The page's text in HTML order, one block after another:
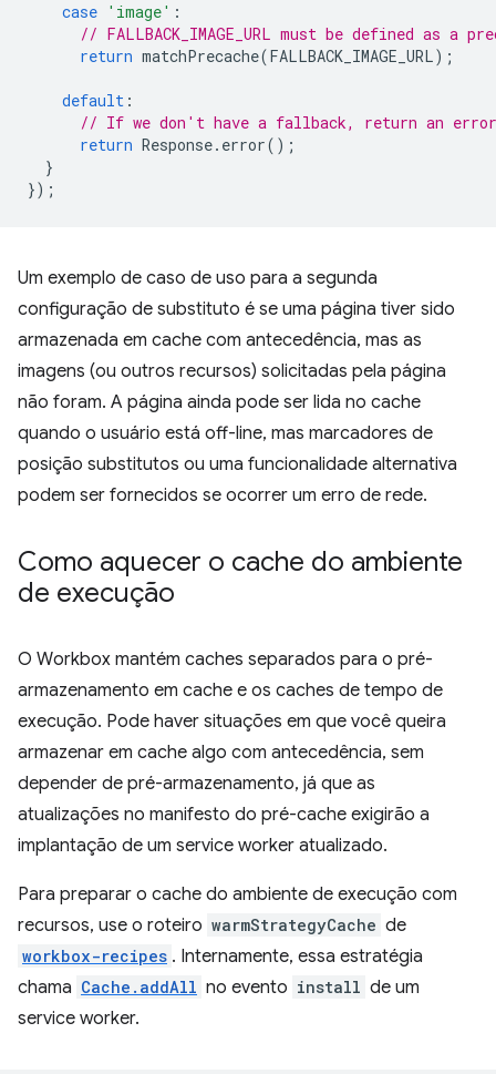
case 'image' :
// FALLBACK_IMAGE_URL must be defined as a
return matchPrecache(FALLBACK_IMAGE_URL);
default :
// If we don't have a fallback, return an error
return Response. error();
}
});
Um exemplo de caso de uso para a segunda
configuração de substituto é se uma página tiver sido
armazenada em cache com antecedência, mas as
imagens (ou outros recursos) solicitadas pela página
não foram. A página ainda pode ser lida no cache
quando o usuário está off-line, mas marcadores de
posição substitutos ou uma funcionalidade alternativa
podem ser fornecidos se ocorrer um erro de rede.
Como aquecer o cache do ambiente
de execução
O Workbox mantém caches separados para o pré-
armazenamento em cache e os caches de tempo de
execução. Pode haver situações em que você queira
armazenar em cache algo com antecedência, sem
depender de pré-armazenamento, já que as
atualizações no manifesto do pré-cache exigirão a
implantação de um service worker atualizado.
Para preparar o cache do ambiente de execução com
recursos, use o roteiro warmStrategyCache de
workbox-recipes . Internamente, essa estratégia
chama Cache.addAll no evento install de um
service worker.